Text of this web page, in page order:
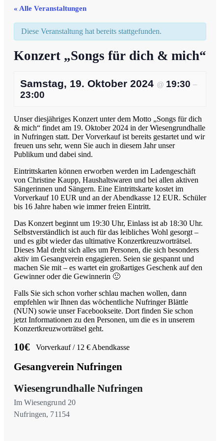
« Alle Veranstaltungen
Diese Veranstaltung hat bereits stattgefunden.
Konzert „Songs für dich & mich“
Samstag, 19. Oktober 2024 @ 19:30 –
23:00
Unser diesjähriges Konzert unter dem Motto „Songs für dich
& mich“ findet am 19. Oktober 2024 in der Wiesengrundhalle
in Nufringen statt. Der Vorverkauf ist bereits gestartet und wir
freuen uns sehr, wenn Sie auch in diesem Jahr unser
Publikum und dabei sind.
Eintrittskarten können erworben werden im Ladengeschäft
von Christine Kaupp, Haushaltswaren und bei allen aktiven
Sängerinnen und Sängern. Eine Eintrittskarte kostet im
Vorverkauf 10 EUR und an der Abendkasse 12 EUR. Schüler
bis 16 Jahre haben wie immer freien Eintritt.
Das Konzert beginnt um 19:30 Uhr, Einlass ist ab 18:30 Uhr.
Selbstverständlich ist auch für das leibliches Wohl gesorgt –
und es gibt wieder das ultimative Konzertkreuzworträtsel.
Dieses Mal dreht sich alles um Personen, die sich besonders
aktiv im Gesangverein engagieren. Seien sie gespannt und
machen Sie mit – es wartet ein großartiges Geschenk auf den
Gewinner oder die Gewinnerin 🙂
Falls Sie sich schon vorher schlau machen wollen, dann
empfehlen wir Ihnen das wöchentliche Nufringer Blättle
(NUN) sowie unser Facebookseite. Dort finden Sie schon
jetzt Informationen zu den Personen, um die es in unserem
Konzertkreuzworträtsel geht.
10€ Vorverkauf / 12 € Abendkasse
Gesangverein Nufringen
Wiesengrundhalle Nufringen
Im Wiesengrund 20
Nufringen, 71154